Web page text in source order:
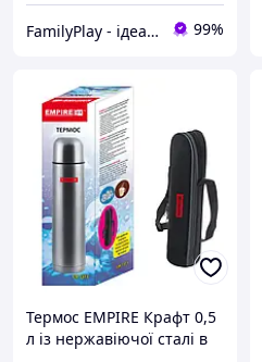
FamilyPlay - ідеальне поєднання спортивних та дитячих товарів 99%
Термос EMPIRE Крафт 0,5
л із нержавіючої сталі в